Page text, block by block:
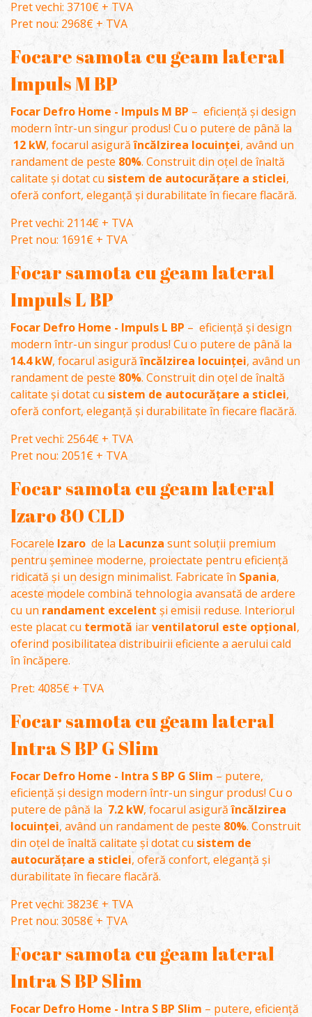
Pret vechi: 3710€ + TVA
Pret nou: 2968€ + TVA
Focare samota cu geam lateral
Impuls M BP
Focar Defro Home - Impuls M BP – eficiență și design
modern într-un singur produs! Cu o putere de până la
12 kW, focarul asigurăîncălzirea locuinței, având un
randament de peste 80%. Construit din oțel de înaltă
calitate și dotat cu sistem de autocurățare a sticlei,
oferă confort, eleganță și durabilitate în fiecare flacără.
Pret vechi: 2114€ + TVA
Pret nou: 1691€ + TVA
Focar samota cu geam lateral
Impuls L BP
Focar Defro Home - Impuls L BP – eficiență și design
modern într-un singur produs! Cu o putere de până la
14.4 kW, focarul asigurăîncălzirea locuinței, având un
randament de peste 80%. Construit din oțel de înaltă
calitate și dotat cu sistem de autocurățare a sticlei,
oferă confort, eleganță și durabilitate în fiecare flacără.
Pret vechi: 2564€ + TVA
Pret nou: 2051€ + TVA
Focar samota cu geam lateral
Izaro 80 CLD
Focarele Izaro de la Lacunza sunt soluții premium
pentru șeminee moderne, proiectate pentru eficiență
ridicată și un design minimalist. Fabricate în Spania,
aceste modele combină tehnologia avansată de ardere
cu un randament excelent și emisii reduse. Interiorul
este placat cu termotă iarventilatorul este opțional,
oferind posibilitatea distribuirii eficiente a aerului cald
în încăpere.
Pret: 4085€ + TVA
Focar samota cu geam lateral
Intra S BP G Slim
Focar Defro Home - Intra S BP G Slim – putere,
eficiență și design modern într-un singur produs! Cu o
putere de până la 7.2 kW, focarul asigurăîncălzirea
locuinței, având un randament de peste 80%. Construit
din oțel de înaltă calitate și dotat cu sistem de
autocurățare a sticlei, oferă confort, eleganță și
durabilitate în fiecare flacără.
Pret vechi: 3823€ + TVA
Pret nou: 3058€ + TVA
Focar samota cu geam lateral
Intra S BP Slim
Focar Defro Home - Intra S BP Slim – putere, eficiență